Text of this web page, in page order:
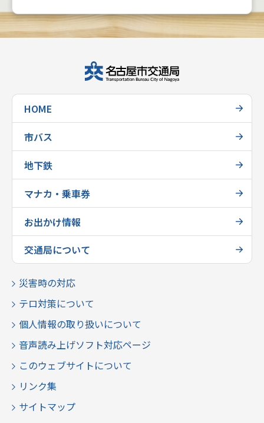
HOME
市バス
地下鉄
マナカ・乗車券
お出かけ情報
交通局について
災害時の対応
テロ対策について
個人情報の取り扱いについて
音声読み上げソフト対応ページ
このウェブサイトについて
リンク集
サイトマップ